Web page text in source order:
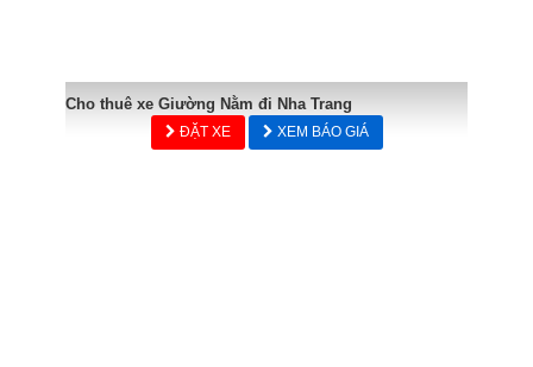
Cho thuê xe Giường Nằm đi Nha Trang
ĐẶT XE XEM BÁO GIÁ